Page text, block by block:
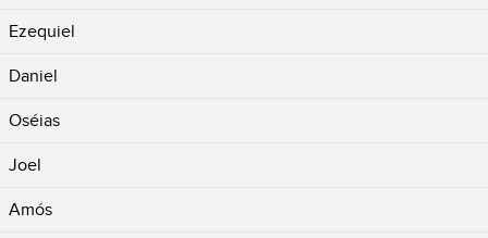
Ezequiel
Daniel
Oséias
Joel
Amós